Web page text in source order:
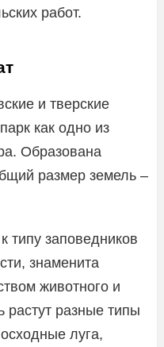
работ.
и тверские
как одно из
Образована
размер земель –
типу заповедников
знаменита
животного и
растут разные типы
луга,